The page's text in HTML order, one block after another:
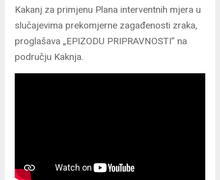
Kakanj za primjenu Plana interventnih mjera u
slučajevima prekomjerne zagađenosti zraka,
proglašava „EPIZODU PRIPRAVNOSTI” na
području Kaknja.